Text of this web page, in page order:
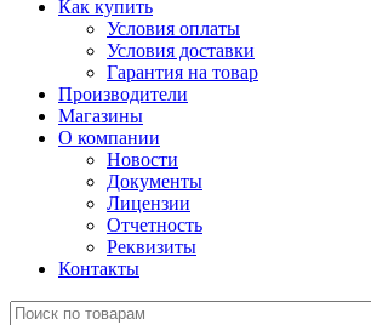
Как купить
Условия оплаты
Условия доставки
Гарантия на товар
Производители
Магазины
О компании
Новости
Документы
Лицензии
Отчетность
Реквизиты
Контакты